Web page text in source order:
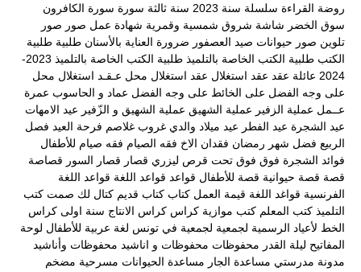
روضة القراءة سلسلة سنة 2023 سنة ثالثة سورة سورة الكافرون
سوق الخضر شاشة شروق شمسية وقمرية شهادة عمل صور صور
تلوين صور حيوانات صيد العصفور ضرورة العناية بالأسنان طلبية طلبية
الكتب طلبية الكتب الخاصة بالتلميذ
طلبية الكتب الخاصة بالتلميذ 2023-
2024 عائلة عقد عقد استغلال عقد استغلال محل عـقـد استغلال محل
على وجه الفضل على الخائط على وجه الفضل عماد و الحاسوب عمرة
عــمل عملية الزفير عملية الشهيق عملية الشهيق و الزّفير عيد الامهات
عيد الشجرة عيد الفطر عيد ميلاد والدي غروب غلاصم فرحة العيد فصل
الربيع فضل شهر رمضان فقدان الاخ فقه الصيام فقه صيام للأطفال
فوائد الشجرة فوق فوق تحت قرص ليزري قصار قصار السور قصاصة
قصة قصة حيوانية قصة للأطفال قواعد قواعد اللغة قواعد اللغة
الفرنسية قواغد اللغة قيمة العمل كتاب كتاب قديم كتال لك صمت كتب
التلميذ كتب المعلم كتب موازية كراس كراس الانتاج سنة اولى كراس
الخط لأعياد الرسمية لجمعية لجمعية في تونس لغة عربية للأطفال لوحة
المفاتيح ليلة القدر محفوظات محفوظات و اناشيد محفوظات وأناشيد
مدونة مدرستي مساعدة الجار مساعدة الحيوانات مسرحية مضخم